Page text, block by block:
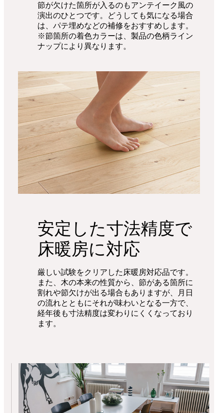
節が欠けた箇所が入るのもアンテイーク風の
演出のひとつです。どうしても気になる場合
は、パテ埋めなどの補修をおすすめします。
※節箇所の着色カラーは、製品の色柄ライン
ナップにより異なります。
安定した寸法精度で
床暖房に対応
厳しい試験をクリアした床暖房対応品です。
また、木の本来の性質から、節がある箇所に
割れや節欠けが出る場合もありますが、月日
の流れとともにそれが味わいとなる一方で、
経年後も寸法精度は変わりにくくなっており
ます。